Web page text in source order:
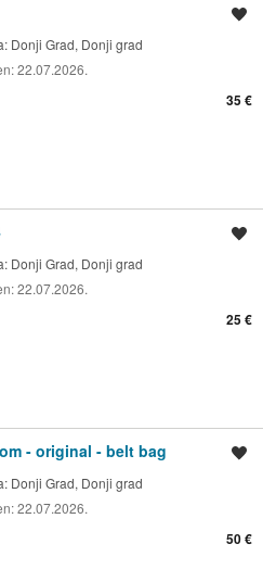
Donji Grad, Donji grad
22.07.2026.
35 €
Donji Grad, Donji grad
22.07.2026.
25 €
- original - belt bag
Donji Grad, Donji grad
22.07.2026.
50 €